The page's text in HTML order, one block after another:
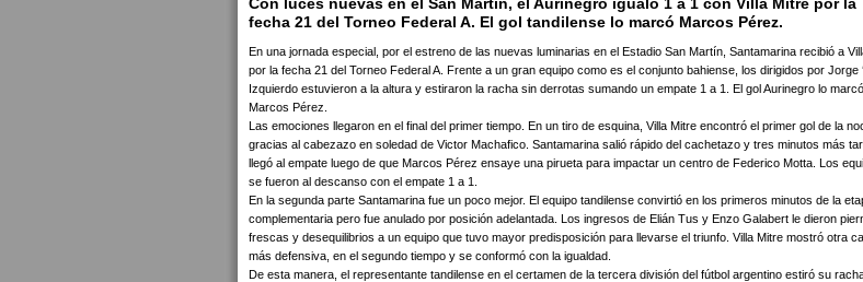
fecha 21 del Torneo Federal A. El gol tandilense lo marcó Marcos Pérez.
En una jornada especial, por el estreno de las nuevas luminarias en el Estadio San Martín, Santamarina recibió a
por la fecha 21 del Torneo Federal A. Frente a un gran equipo como es el conjunto bahiense, los dirigidos por Jorge
Izquierdo estuvieron a la altura y estiraron la racha sin derrotas sumando un empate 1 a 1. El gol Aurinegro lo marcó
Marcos Pérez.
Las emociones llegaron en el final del primer tiempo. En un tiro de esquina, Villa Mitre encontró el primer gol de la
gracias al cabezazo en soledad de Victor Machafico. Santamarina salió rápido del cachetazo y tres minutos más
llegó al empate luego de que Marcos Pérez ensaye una pirueta para impactar un centro de Federico Motta. Los
se fueron al descanso con el empate 1 a 1.
En la segunda parte Santamarina fue un poco mejor. El equipo tandilense convirtió en los primeros minutos de la
complementaria pero fue anulado por posición adelantada. Los ingresos de Elián Tus y Enzo Galabert le dieron
frescas y desequilibrios a un equipo que tuvo mayor predisposición para llevarse el triunfo. Villa Mitre mostró otra
más defensiva, en el segundo tiempo y se conformó con la igualdad.
De esta manera, el representante tandilense en el certamen de la tercera división del fútbol argentino estiró su